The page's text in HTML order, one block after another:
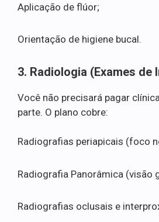
Aplicação de flúor;
Orientação de higiene bucal.
3. Radiologia (Exames de
Você não precisará pagar
parte. O plano cobre:
Radiografias periapicais (foco
Radiografia Panorâmica (visão
Radiografias oclusais e